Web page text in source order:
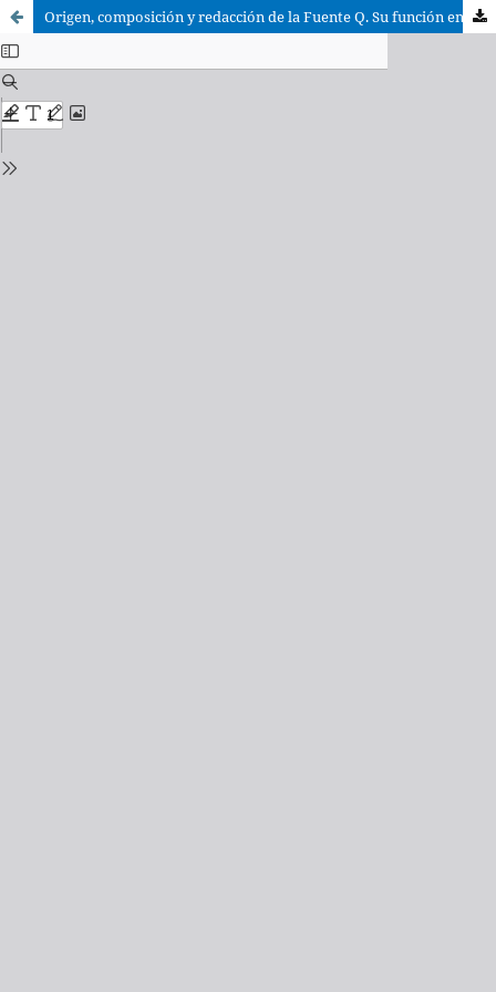
Origen, composición y redacción de la Fuente Q. Su función en el cristianismo primitivo